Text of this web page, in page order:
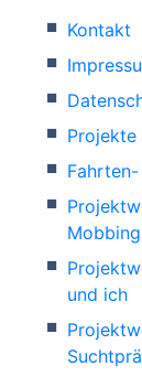
Kontakt
Projekte
und ich